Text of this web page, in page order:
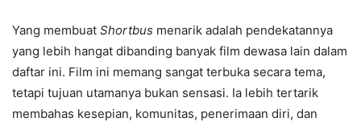
Yang membuat Shortbus menarik adalah pendekatannya
yang lebih hangat dibanding banyak film dewasa lain dalam
daftar ini. Film ini memang sangat terbuka secara tema,
tetapi tujuan utamanya bukan sensasi. Ia lebih tertarik
membahas kesepian, komunitas, penerimaan diri, dan